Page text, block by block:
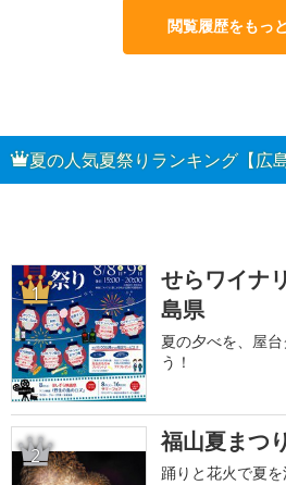
閲覧履歴をもっ
夏の人気夏祭りランキング【広
1
せらワイナ
島県
夏の夕べを、屋
う！
2 福山夏まつ
踊りと花火で夏